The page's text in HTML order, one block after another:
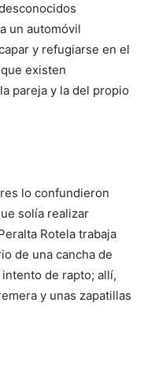
un automóvil
y refugiarse en el
existen
pareja y la del propio
lo confundieron
solía realizar
Rotela trabaja
de una cancha de
de rapto; allí,
y unas zapatillas